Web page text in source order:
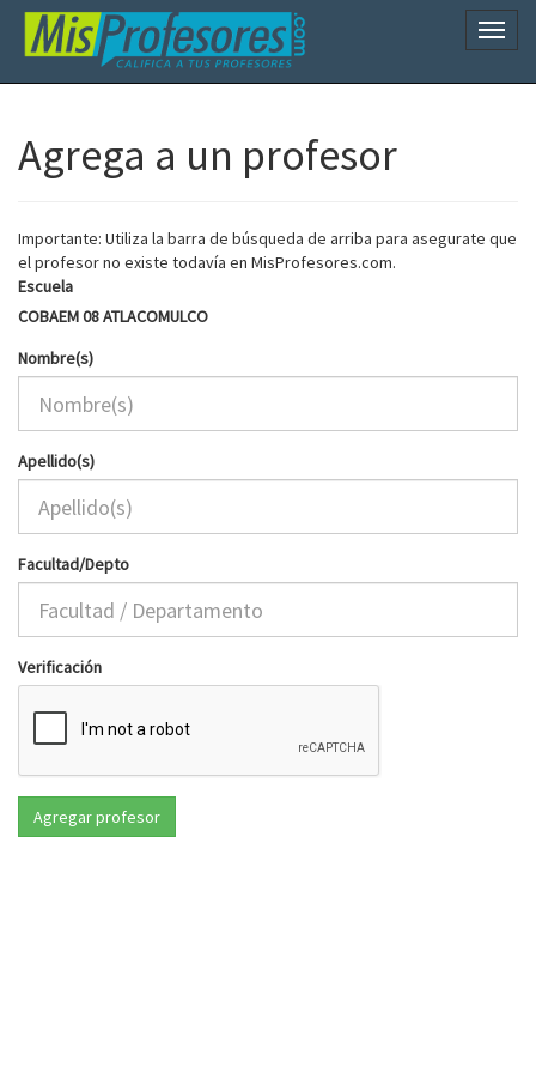
Agrega a un profesor
Importante: Utiliza la barra de búsqueda de arriba para asegurate que
el profesor no existe todavía en MisProfesores.com.
Escuela
COBAEM 08 ATLACOMULCO
Nombre(s)
Apellido(s)
Facultad/Depto
Verificación